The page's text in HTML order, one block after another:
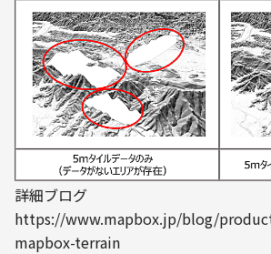
詳細ブログ
https://www.mapbox.jp/blog/
mapbox-terrain